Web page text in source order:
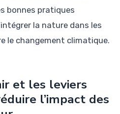
bonnes pratiques
la nature dans les
le changement climatique.
et les leviers
l’impact des